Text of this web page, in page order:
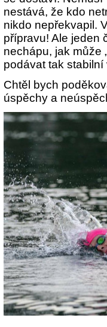
nestává, že kdo
nikdo nepřekvapil.
přípravu! Ale jeden
nechápu, jak může
podávat tak stabilní
Chtěl bych
úspěchy a